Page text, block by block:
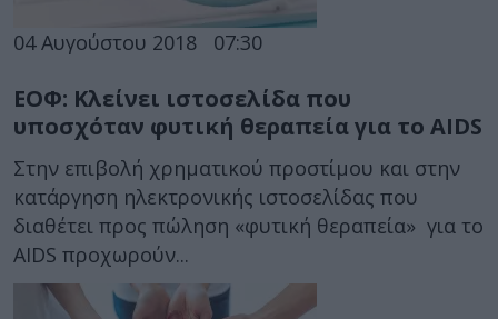
04 Αυγούστου 2018 07:30
ΕΟΦ: Κλείνει ιστοσελίδα που
υποσχόταν φυτική θεραπεία για το AIDS
Στην επιβολή χρηματικού προστίμου και στην
κατάργηση ηλεκτρονικής ιστοσελίδας που
διαθέτει προς πώληση «φυτική θεραπεία» για το
AIDS προχωρούν...